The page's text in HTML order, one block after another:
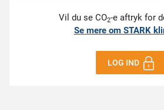
Vil du se CO2-e aftryk for
Se mere om STARK
LOG IND